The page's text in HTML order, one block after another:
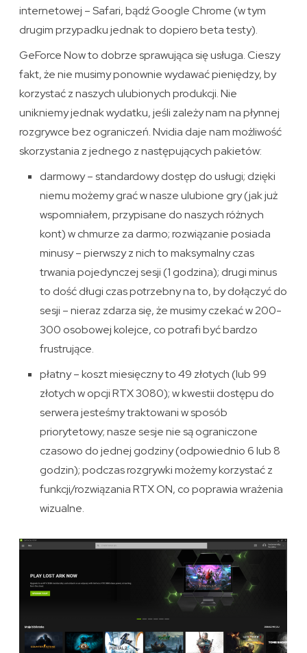
internetowej – Safari, bądź Google Chrome (w tym
drugim przypadku jednak to dopiero beta testy).
GeForce Now to dobrze sprawująca się usługa. Cieszy
fakt, że nie musimy ponownie wydawać pieniędzy, by
korzystać z naszych ulubionych produkcji. Nie
unikniemy jednak wydatku, jeśli zależy nam na płynnej
rozgrywce bez ograniczeń. Nvidia daje nam możliwość
skorzystania z jednego z następujących pakietów:
darmowy – standardowy dostęp do usługi; dzięki
niemu możemy grać w nasze ulubione gry (jak już
wspomniałem, przypisane do naszych różnych
kont) w chmurze za darmo; rozwiązanie posiada
minusy – pierwszy z nich to maksymalny czas
trwania pojedynczej sesji (1 godzina); drugi minus
to dość długi czas potrzebny na to, by dołączyć do
sesji – nieraz zdarza się, że musimy czekać w 200-
300 osobowej kolejce, co potrafi być bardzo
frustrujące.
płatny – koszt miesięczny to 49 złotych (lub 99
złotych w opcji RTX 3080); w kwestii dostępu do
serwera jesteśmy traktowani w sposób
priorytetowy; nasze sesje nie są ograniczone
czasowo do jednej godziny (odpowiednio 6 lub 8
godzin); podczas rozgrywki możemy korzystać z
funkcji/rozwiązania RTX ON, co poprawia wrażenia
wizualne.